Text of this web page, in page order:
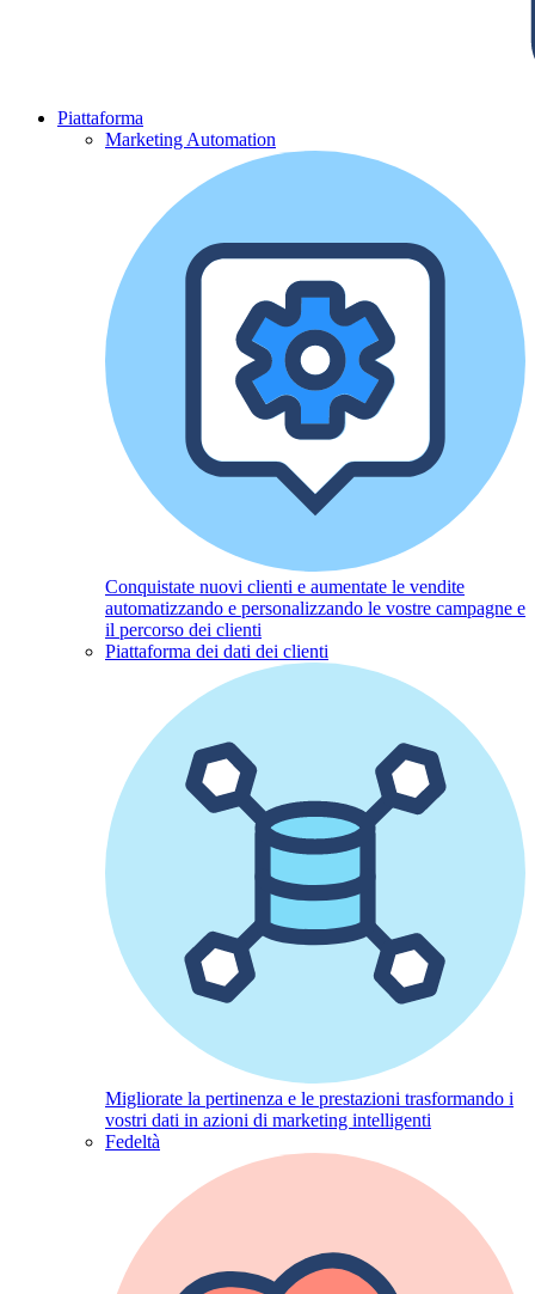
Piattaforma
Marketing Automation
Conquistate nuovi clienti e aumentate le vendite
automatizzando e personalizzando le vostre campagne e
il percorso dei clienti
Piattaforma dei dati dei clienti
Migliorate la pertinenza e le prestazioni trasformando i
vostri dati in azioni di marketing intelligenti
Fedeltà